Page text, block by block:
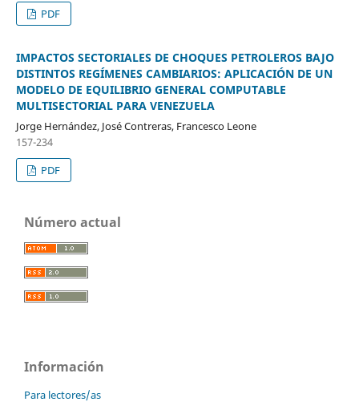
PDF
IMPACTOS SECTORIALES DE CHOQUES PETROLEROS BAJO
DISTINTOS REGÍMENES CAMBIARIOS: APLICACIÓN DE UN
MODELO DE EQUILIBRIO GENERAL COMPUTABLE
MULTISECTORIAL PARA VENEZUELA
Jorge Hernández, José Contreras, Francesco Leone
157-234
PDF
Número actual
Información
Para lectores/as